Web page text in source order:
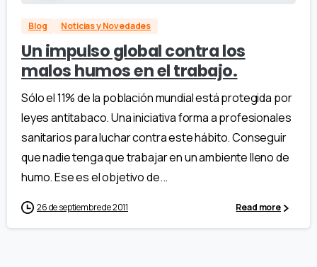
Blog Noticias y Novedades
Un impulso global contra los
malos humos en el trabajo.
Sólo el 11% de la población mundial está protegida por
leyes antitabaco. Una iniciativa forma a profesionales
sanitarios para luchar contra este hábito. Conseguir
que nadie tenga que trabajar en un ambiente lleno de
humo. Ese es el objetivo de...
26 de septiembre de 2011 Read more